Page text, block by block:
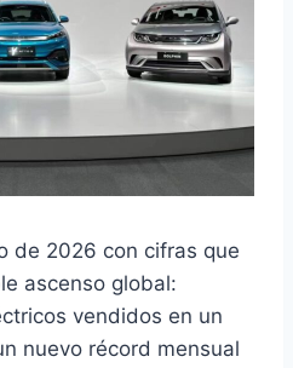
de 2026 con cifras que
ascenso global:
vendidos en un
nuevo récord mensual